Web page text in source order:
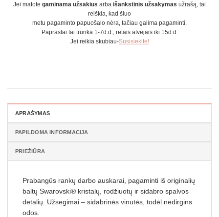
Jei matote gaminama užsakius arba išankstinis užsakymas užrašą, tai
reiškia, kad šiuo
metu pagaminto papuošalo nėra, tačiau galima pagaminti.
Paprastai tai trunka 1-7d.d., retais atvejais iki 15d.d.
Jei reikia skubiau-Susisiekite!
APRAŠYMAS
PAPILDOMA INFORMACIJA
PRIEŽIŪRA
Prabangūs rankų darbo auskarai, pagaminti iš originalių
baltų Swarovski® kristalų, rodžiuotų ir sidabro spalvos
detalių. Užsegimai – sidabrinės vinutės, todėl nedirgins
odos.